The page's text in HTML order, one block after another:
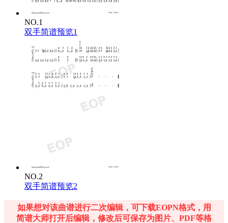
NO.1
双手简谱预览1
NO.2
双手简谱预览2
如果想对该曲谱进行二次编辑，可下载EOPN格式，用
简谱大师打开后编辑，修改后可保存为图片、PDF等格